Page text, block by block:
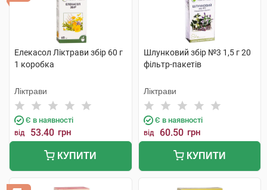
Елекасол Ліктрави збір 60 г
1 коробка
Ліктрави
Є в наявності
від 53.40 грн
КУПИТИ
Шлунковий збір №3 1,5 г 20
фільтр-пакетів
Ліктрави
Є в наявності
від 60.50 грн
КУПИТИ